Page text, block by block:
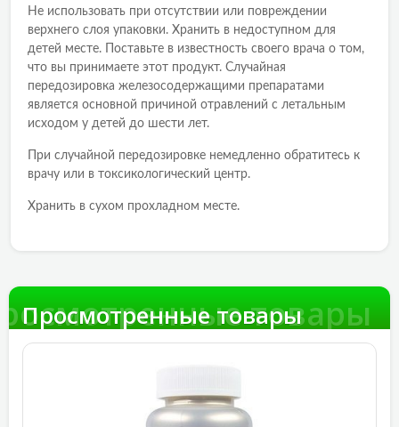
Не использовать при отсутствии или повреждении
верхнего слоя упаковки. Хранить в недоступном для
детей месте. Поставьте в известность своего врача о том,
что вы принимаете этот продукт. Случайная
передозировка железосодержащими препаратами
является основной причиной отравлений с летальным
исходом у детей до шести лет.
При случайной передозировке немедленно обратитесь к
врачу или в токсикологический центр.
Хранить в сухом прохладном месте.
товары
Просмотренные товары